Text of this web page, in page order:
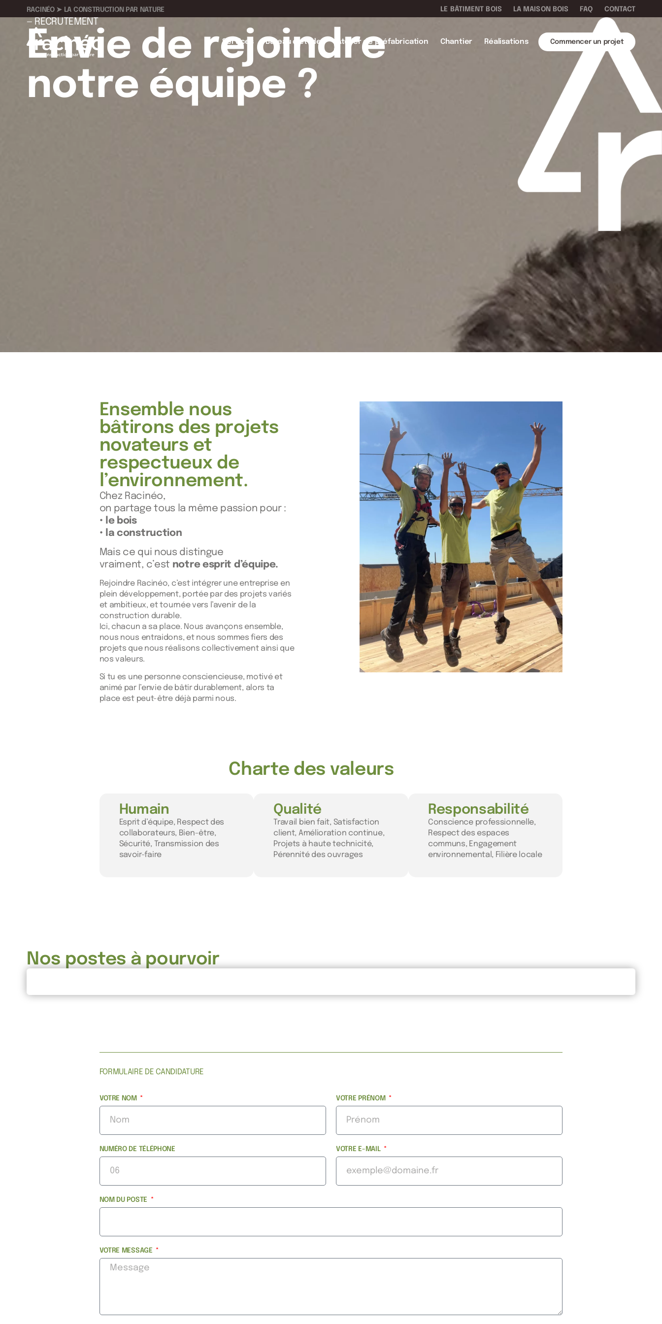
RACINÉO ➤ LA CONSTRUCTION PAR NATURE LE BÂTIMENT BOIS LA MAISON BOIS FAQ CONTACT
Services Bureau d’études Atelier de préfabrication Chantier Réalisations Commencer un projet
— RECRUTEMENT
Envie de rejoindre
notre équipe ?
Ensemble nous
bâtirons des projets
novateurs et
respectueux de
l’environnement.
Chez Racinéo,
on partage tous la même passion pour :
• le bois
• la construction
Mais ce qui nous distingue
vraiment, c’est notre esprit d’équipe.
Rejoindre Racinéo, c’est intégrer une entreprise en
plein développement, portée par des projets variés
et ambitieux, et tournée vers l’avenir de la
construction durable.
Ici, chacun a sa place. Nous avançons ensemble,
nous nous entraidons, et nous sommes fiers des
projets que nous réalisons collectivement ainsi que
nos valeurs.
Si tu es une personne consciencieuse, motivé et
animé par l’envie de bâtir durablement, alors ta
place est peut-être déjà parmi nous.
Charte des valeurs
Humain
Esprit d’équipe, Respect des
collaborateurs, Bien-être,
Sécurité, Transmission des
savoir-faire
Qualité
Travail bien fait, Satisfaction
client, Amélioration continue,
Projets à haute technicité,
Pérennité des ouvrages
Responsabilité
Conscience professionnelle,
Respect des espaces
communs, Engagement
environnemental, Filière locale
Nos postes à pourvoir
FORMULAIRE DE CANDIDATURE
VOTRE NOM VOTRE PRÉNOM
NUMÉRO DE TÉLÉPHONE VOTRE E-MAIL
NOM DU POSTE
VOTRE MESSAGE